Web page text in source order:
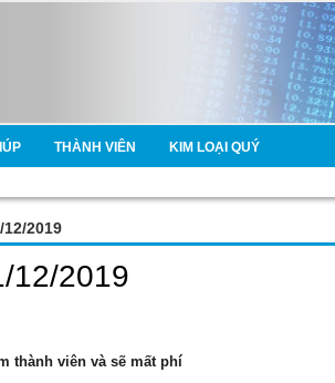
THÀNH VIÊN KIM LOẠI QUÝ
2019
12/2019
thành viên và sẽ mất phí